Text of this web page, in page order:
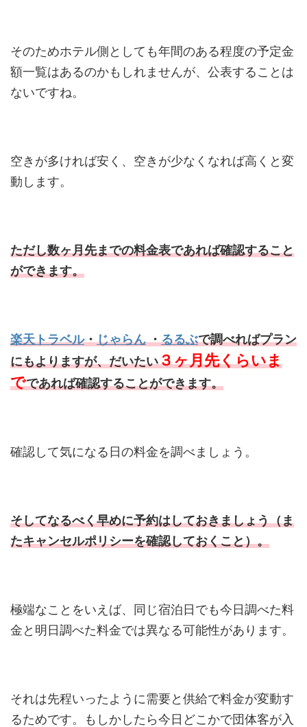
そのためホテル側としても年間のある程度の予定金
額一覧はあるのかもしれませんが、公表することは
ないですね。
空きが多ければ安く、空きが少なくなれば高くと変
動します。
ただし数ヶ月先までの料金表であれば確認すること
ができます。
楽天トラベル・じゃらん・るるぶで調べればプラン
にもよりますが、だいたい３ヶ月先くらいま
でであれば確認することができます。
確認して気になる日の料金を調べましょう。
そしてなるべく早めに予約はしておきましょう（ま
たキャンセルポリシーを確認しておくこと）。
極端なことをいえば、同じ宿泊日でも今日調べた料
金と明日調べた料金では異なる可能性があります。
それは先程いったように需要と供給で料金が変動す
るためです。もしかしたら今日どこかで団体客が入